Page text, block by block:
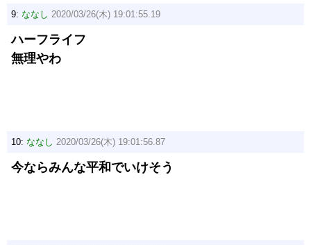
9: ななし 2020/03/26(木) 19:01:55.19
ハーフライフ
無理やわ
10: ななし 2020/03/26(木) 19:01:56.87
今ならみんな平和でいけそう